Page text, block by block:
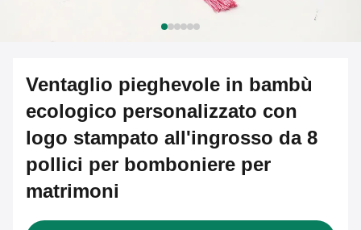
Ventaglio pieghevole in bambù
ecologico personalizzato con
logo stampato all'ingrosso da 8
pollici per bomboniere per
matrimoni